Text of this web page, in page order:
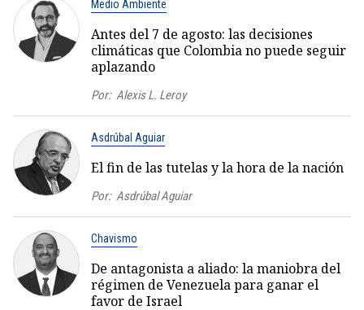
Medio Ambiente
Antes del 7 de agosto: las decisiones
climáticas que Colombia no puede seguir
aplazando
Por: Alexis L. Leroy
Asdrúbal Aguiar
El fin de las tutelas y la hora de la nación
Por: Asdrúbal Aguiar
Chavismo
De antagonista a aliado: la maniobra del
régimen de Venezuela para ganar el
favor de Israel